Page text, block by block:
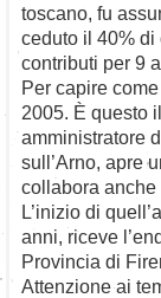
toscano, fu
ceduto il 40%
contributi per 9
Per capire
2005. È questo
amministratore
sull’Arno, apre
collabora anche
L’inizio di
anni, riceve
Provincia di
Attenzione ai